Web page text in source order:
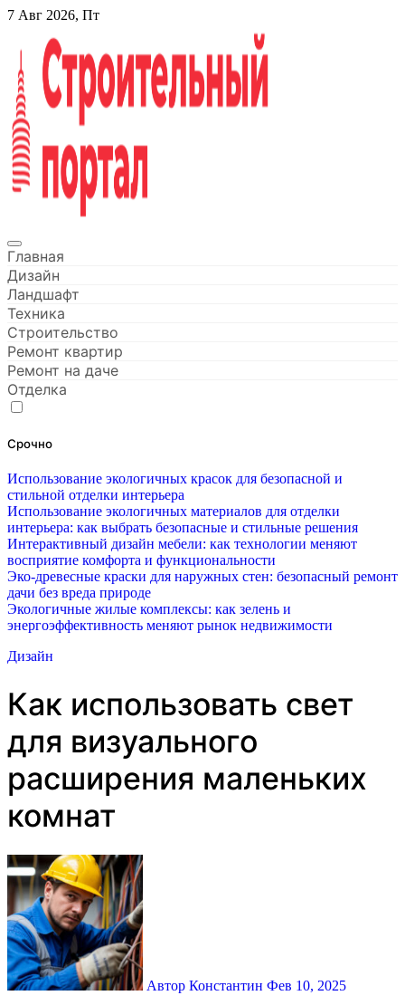
Перейти
содержанию
7 Авг 2026, Пт
Строительный портал
Главная
Дизайн
Ландшафт
Техника
Строительство
Ремонт квартир
Ремонт на даче
Отделка
Срочно
Использование экологичных красок для безопасной и
стильной отделки интерьера
Использование экологичных материалов для отделки
интерьера: как выбрать безопасные и стильные решения
Интерактивный дизайн мебели: как технологии меняют
восприятие комфорта и функциональности
Эко-древесные краски для наружных стен: безопасный ремонт
дачи без вреда природе
Экологичные жилые комплексы: как зелень и
энергоэффективность меняют рынок недвижимости
Дизайн
Как использовать свет
для визуального
расширения маленьких
комнат
Автор Константин Фев 10, 2025